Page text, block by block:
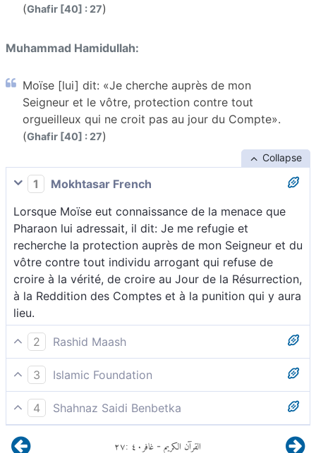
(Ghafir [40] : 27)
Muhammad Hamidullah:
Moïse [lui] dit: «Je cherche auprès de mon
Seigneur et le vôtre, protection contre tout
orgueilleux qui ne croit pas au jour du Compte».
(Ghafir [40] : 27)
Collapse
1
Mokhtasar French
Lorsque Moïse eut connaissance de la menace que
Pharaon lui adressait, il dit: Je me refugie et
recherche la protection auprès de mon Seigneur et du
vôtre contre tout individu arrogant qui refuse de
croire à la vérité, de croire au Jour de la Résurrection,
à la Reddition des Comptes et à la punition qui y aura
lieu.
2
Rashid Maash
27 Moïse dit : « J’implore la protection de mon
Seigneur, qui est aussi le vôtre, contre tout être
orgueilleux qui renie le Jour du jugement. »
3
Islamic Foundation
Moïse dit : « Je trouverai refuge auprès de mon
Seigneur et du vôtre, contre tout orgueilleux qui
refuse de croire au Jour des Comptes. »
4
Shahnaz Saidi Benbetka
Moïse dit : « Je cherche refuge auprès de mon
القرآن الكريم - غافر٤٠ :٢٧